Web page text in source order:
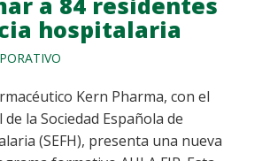
hospitalaria
Kern Pharma, con el
la Sociedad Española de
(SEFH), presenta una nueva